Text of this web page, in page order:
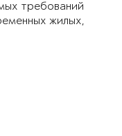
требований
жилых,